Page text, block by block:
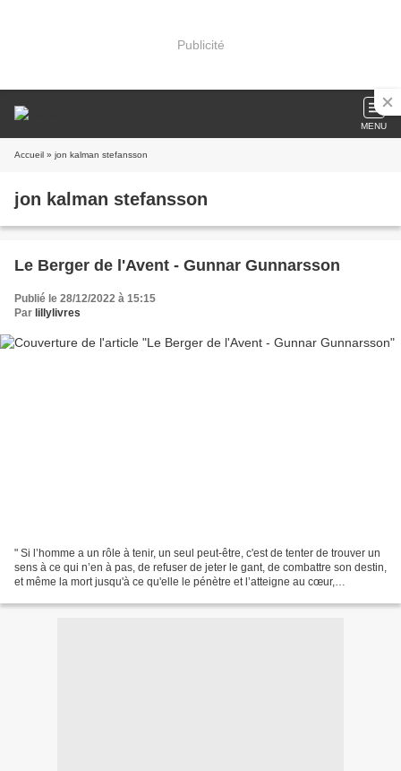
Publicité
MENU
Accueil » jon kalman stefansson
jon kalman stefansson
Le Berger de l'Avent - Gunnar Gunnarsson
Publié le 28/12/2022 à 15:15
Par lillylivres
" Si l’homme a un rôle à tenir, un seul peut-être, c'est de tenter de trouver un
sens à ce qui n’en à pas, de refuser de jeter le gant, de combattre son destin,
et même la mort jusqu'à ce qu'elle le pénètre et l’atteigne au cœur,